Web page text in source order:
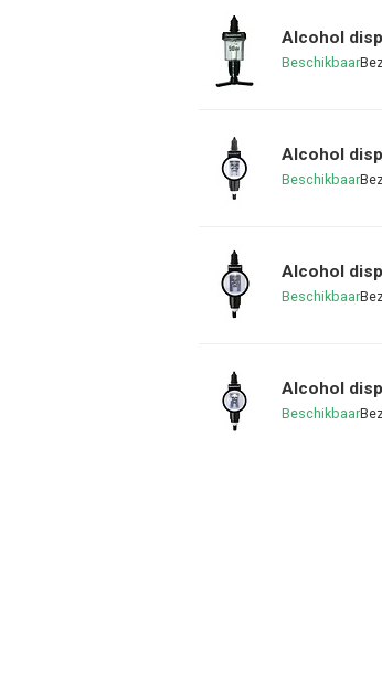
Alcohol
Beschikbaar
Alcohol
Beschikbaar
Alcohol
Beschikbaar
Alcohol
Beschikbaar